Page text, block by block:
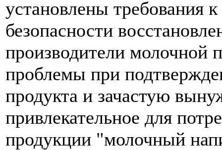
установлены требования
безопасности
производители молочной
проблемы при
продукта и зачастую
привлекательное для
продукции "молочный